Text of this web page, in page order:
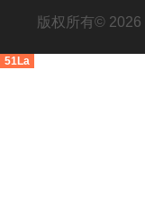
版权所有©
51La